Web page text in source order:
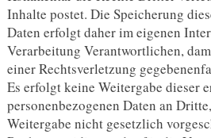
Inhalte postet. Die Speicherung
Daten erfolgt daher im eigenen
Verarbeitung Verantwortlichen,
einer Rechtsverletzung
Es erfolgt keine Weitergabe dieser
personenbezogenen Daten an
Weitergabe nicht gesetzlich